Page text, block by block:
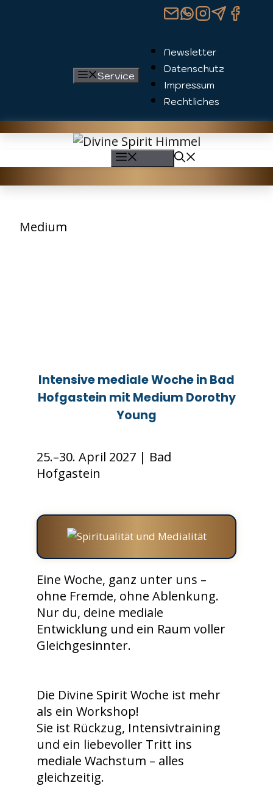
Service
Newsletter
Datenschutz
Impressum
Rechtliches
Intensive mediale Woche in Bad
Hofgastein mit Medium Dorothy
Young
25.–30. April 2027 | Bad
Hofgastein
Eine Woche, ganz unter uns –
ohne Fremde, ohne Ablenkung.
Nur du, deine mediale
Entwicklung und ein Raum voller
Gleichgesinnter.
Die Divine Spirit Woche ist mehr
als ein Workshop!
Sie ist Rückzug, Intensivtraining
und ein liebevoller Tritt ins
mediale Wachstum – alles
gleichzeitig.